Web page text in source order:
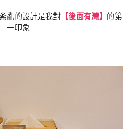
亂的設計是我對【後面有灣】 的第
一印象